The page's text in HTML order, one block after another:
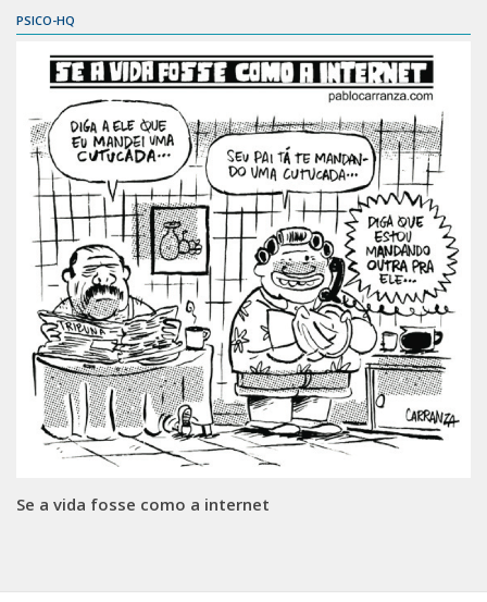
PSICO-HQ
Se a vida fosse como a internet